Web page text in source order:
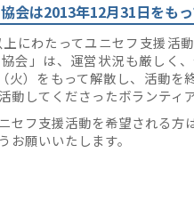
会は2013年12月31日をも
にわたってユニセフ支援活
会」は、運営状況も厳しく
）をもって解散し、活動を
動してくださったボランティ
セフ支援活動を希望される方
お願いいたします。